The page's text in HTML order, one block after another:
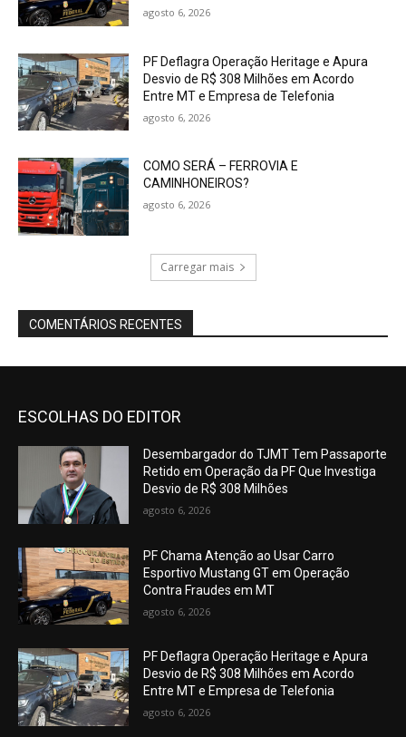
agosto 6, 2026
PF Deflagra Operação Heritage e Apura
Desvio de R$ 308 Milhões em Acordo
Entre MT e Empresa de Telefonia
agosto 6, 2026
COMO SERÁ – FERROVIA E
CAMINHONEIROS?
agosto 6, 2026
Carregar mais
COMENTÁRIOS RECENTES
ESCOLHAS DO EDITOR
Desembargador do TJMT Tem Passaporte
Retido em Operação da PF Que Investiga
Desvio de R$ 308 Milhões
agosto 6, 2026
PF Chama Atenção ao Usar Carro
Esportivo Mustang GT em Operação
Contra Fraudes em MT
agosto 6, 2026
PF Deflagra Operação Heritage e Apura
Desvio de R$ 308 Milhões em Acordo
Entre MT e Empresa de Telefonia
agosto 6, 2026